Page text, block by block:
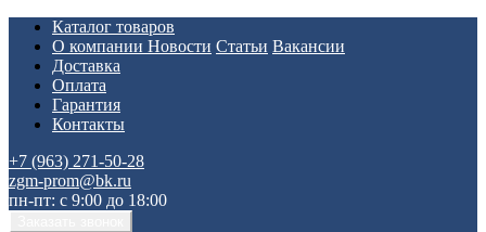
Каталог товаров
О компании Новости Статьи Вакансии
Доставка
Оплата
Гарантия
Контакты
+7 (963) 271-50-28
zgm-prom@bk.ru
пн-пт: с 9:00 до 18:00